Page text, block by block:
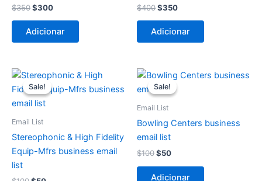
$350$300
Adicionar
$400$350
Adicionar
Sale!
Sale!
Email List
Stereophonic & High Fidelity
Equip-Mfrs business email
list
O
preço
original
era:
O
preço
atual
Sale!
Sale!
Email List
Bowling Centers business
email list
$100
O
preço
original
$100.
$50
O
preço
atual
Adicionar